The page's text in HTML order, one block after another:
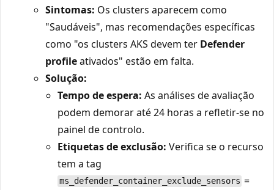
Sintomas: Os clusters aparecem como
"Saudáveis", mas recomendações específicas
como "os clusters AKS devem ter Defender
profileativados" estão em falta.
Solução:
Tempo de espera: As análises de avaliação
podem demorar até 24 horas a refletir-se no
painel de controlo.
Etiquetas de exclusão: Verifica se o recurso
tem a tag
ms_defender_container_exclude_sensors =